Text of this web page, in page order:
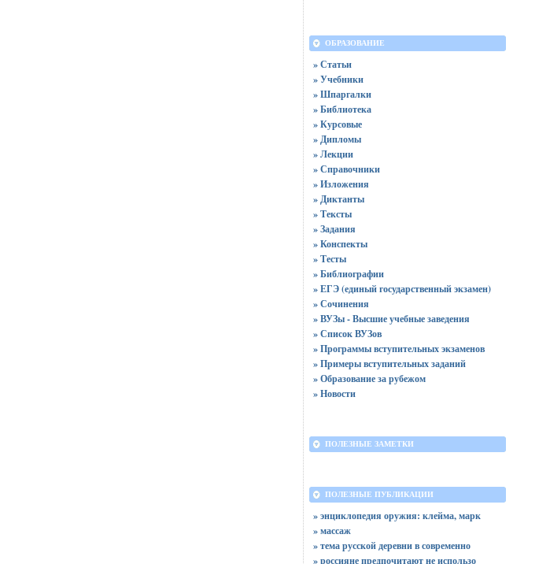
ОБРАЗОВАНИЕ
» Статьи
» Учебники
» Шпаргалки
» Библиотека
» Курсовые
» Дипломы
» Лекции
» Справочники
» Изложения
» Диктанты
» Тексты
» Задания
» Конспекты
» Тесты
» Библиографии
» ЕГЭ (единый государственный экзамен)
» Сочинения
» ВУЗы - Высшие учебные заведения
» Список ВУЗов
» Программы вступительных экзаменов
» Примеры вступительных заданий
» Образование за рубежом
» Новости
ПОЛЕЗНЫЕ ЗАМЕТКИ
ПОЛЕЗНЫЕ ПУБЛИКАЦИИ
» энциклопедия оружия: клейма, марк
» массаж
» тема русской деревни в современно
» россияне предпочитают не использо